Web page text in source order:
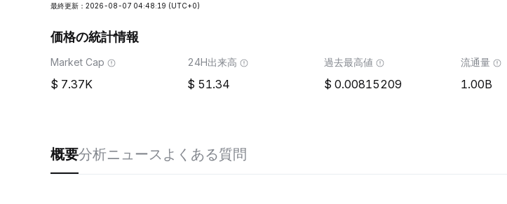
最終更新：2026-08-07 04:48:19 (UTC+0)
価格の統計情報
Market Cap
7.37K
24H出来高
51.34
過去最高値
0.00815209
流通量
1.00B
概要分析ニュースよくある質問